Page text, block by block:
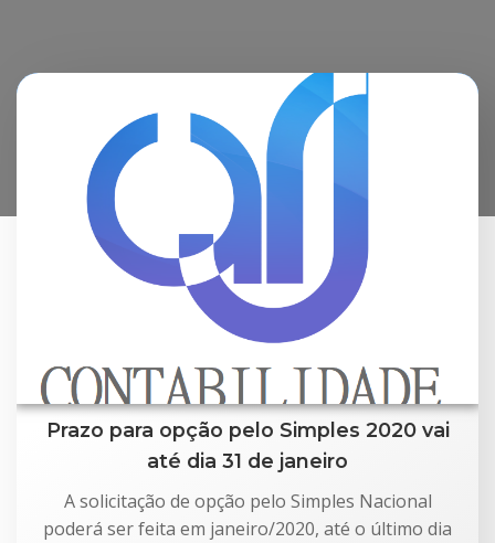
Posts in
Tributação
Prazo para opção pelo Simples 2020 vai
até dia 31 de janeiro
A solicitação de opção pelo Simples Nacional
poderá ser feita em janeiro/2020, até o último dia